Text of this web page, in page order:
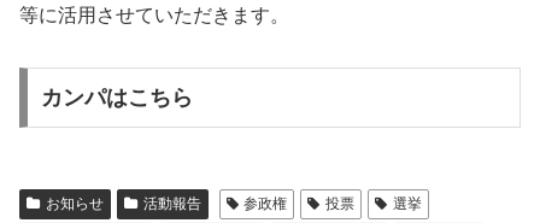
等に活用させていただきます。
カンパはこちら
お知らせ 活動報告 参政権 投票
選挙